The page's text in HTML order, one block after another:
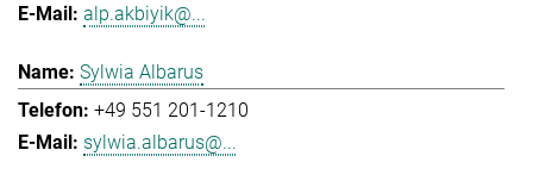
alp.akbiyik@...
Sylwia Albarus
+49 551 201-1210
sylwia.albarus@...